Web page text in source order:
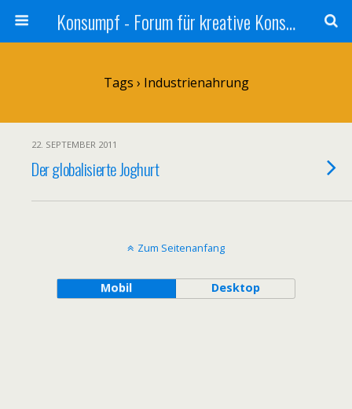
Konsumpf - Forum für kreative Konsumkritik - Culture Jamming, Nachhaltigkeit, Konzernkritik, Adbusting
Tags › Industrienahrung
22. SEPTEMBER 2011
Der globalisierte Joghurt
Zum Seitenanfang
Mobil Desktop